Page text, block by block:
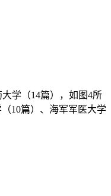
学（14篇），如图4所
10篇）、海军军医大学